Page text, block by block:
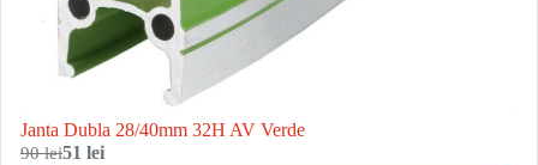
Janta Dubla 28/40mm 32H AV Verde
90 lei51 lei